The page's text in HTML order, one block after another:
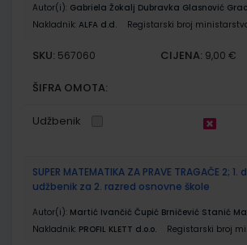
Autor(i): Gabriela Žokalj Dubravka Glasnović
Nakladnik: ALFA d.d. Registarski broj
SKU: 567060 CIJENA: 9,00 €
ŠIFRA OMOTA:
Udžbenik
SUPER MATEMATIKA ZA PRAVE TRAGAČE 2;
udžbenik za 2. razred osnovne škole
Autor(i): Martić Ivančić Čupić Brničević Stanić
Nakladnik: PROFIL KLETT d.o.o. Registarski broj